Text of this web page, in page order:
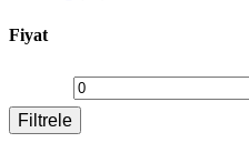
Fiyat
En
Filtrele